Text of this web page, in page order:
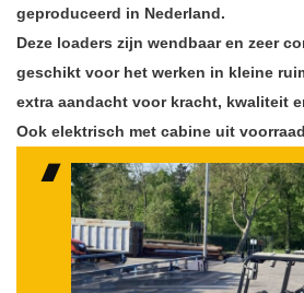
geproduceerd in Nederland.
Deze loaders zijn wendbaar en zeer
geschikt voor het werken in kleine
extra aandacht voor kracht, kwaliteit
Ook elektrisch met cabine uit